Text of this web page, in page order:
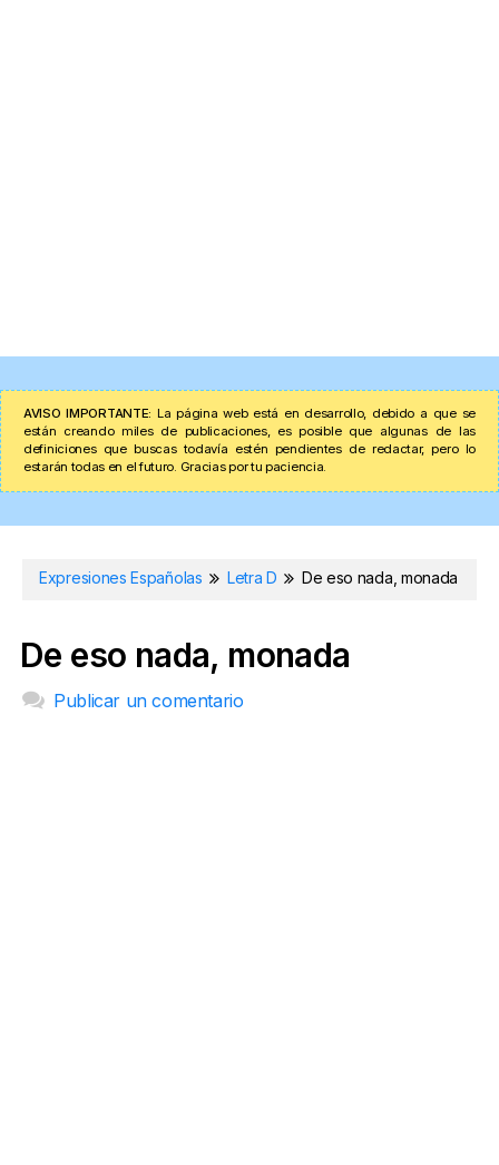
AVISO IMPORTANTE: La página web está en desarrollo, debido a que se
están creando miles de publicaciones, es posible que algunas de las
definiciones que buscas todavía estén pendientes de redactar, pero lo
estarán todas en el futuro. Gracias por tu paciencia.
Expresiones Españolas Letra D De eso nada, monada
De eso nada, monada
Publicar un comentario